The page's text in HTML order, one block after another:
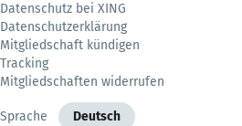
Datenschutz bei XING
Datenschutzerklärung
Mitgliedschaft kündigen
Tracking
Mitgliedschaften widerrufen
Sprache Deutsch